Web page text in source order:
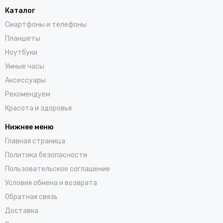
Каталог
Смартфоны и телефоны
Планшеты
Ноутбуки
Умные часы
Аксессуары
Рекомендуем
Красота и здоровье
Нижнее меню
Главная страница
Политика безопасности
Пользовательское соглашение
Условия обмена и возврата
Обратная связь
Доставка